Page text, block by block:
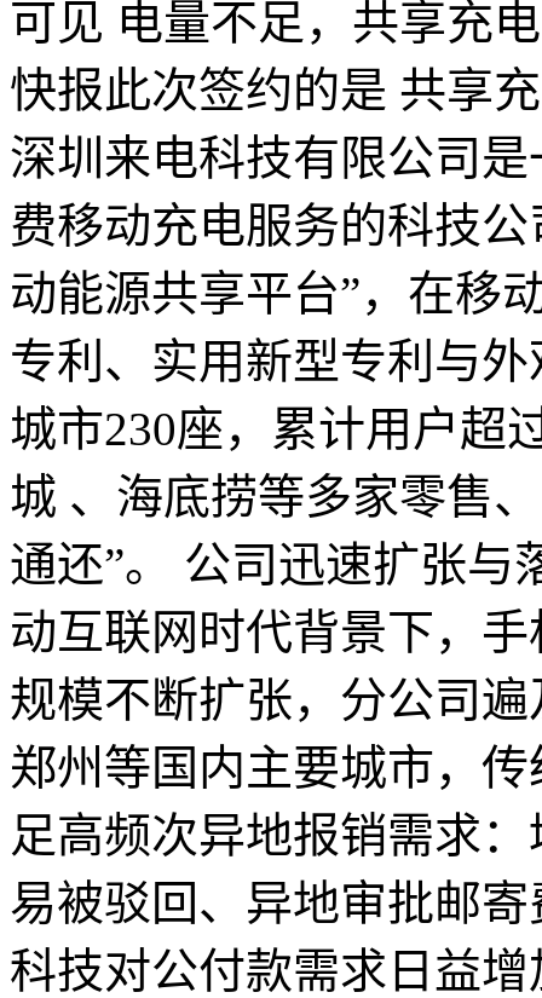
可见 电量不足，共享充
快报此次签约的是 共享
深圳来电科技有限公司
费移动充电服务的科技
动能源共享平台”，在移
专利、实用新型专利与
城市230座，累计用户超
城 、海底捞等多家零售
通还”。 公司迅速扩张与
动互联网时代背景下，
规模不断扩张，分公司
郑州等国内主要城市，
足高频次异地报销需求
易被驳回、异地审批邮
科技对公付款需求日益